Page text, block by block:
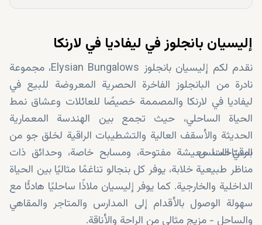
إليسيان بانجلوز في ليفاديا في لارنكا
نقدم لكم إليسيان بانجلوز Elysian Bungalows، مجموعة
نادرة من البانجلوز الفاخرة الحصرية المعروضة للبيع في
ليفاديا في لارنكا والمصممة خصيصًا للعائلات وعشاق نمط
الحياة الساحلي، حيث تجمع بين الهندسة المعمارية
الحديثة والأسقف العالية والتشطيبات الراقية لخلق جو من
الرقيّ السلس.
بمساحات معيشة مفتوحة، ومسابح خاصة، وحدائق ذات
مناظر طبيعية خلابة، يوفر كل بنجالو تناغمًا مثاليًا بين الحياة
الداخلية والخارجية. كما يوفر إليسيان ملاذًا ساحليًا هادئًا مع
سهولة الوصول بالأقدام إلى المدارس والمتاجر والمقاهي
والساحل - مزيج مثالي من الراحة والأناقة.